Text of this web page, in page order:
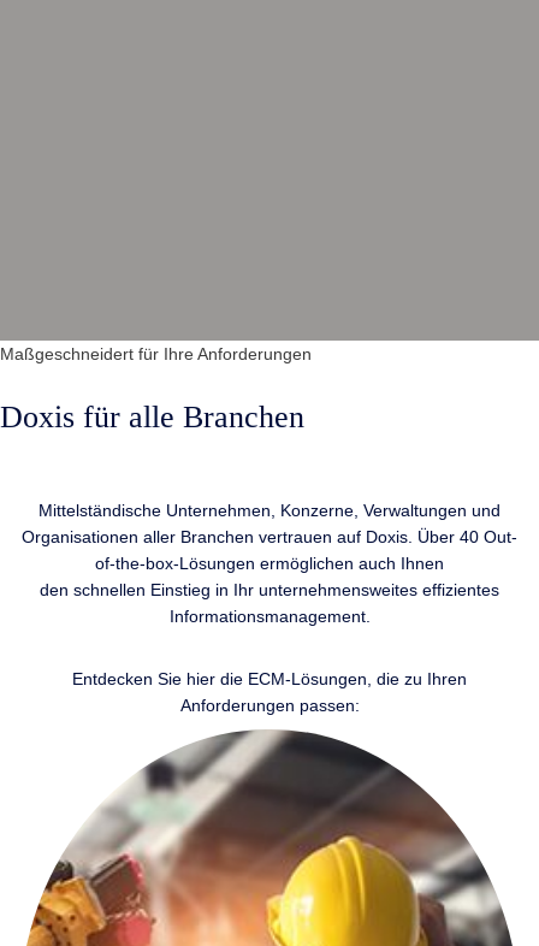
Maßgeschneidert für Ihre Anforderungen
Doxis für alle Branchen
Mittelständische Unternehmen, Konzerne, Verwaltungen und
Organisationen aller Branchen vertrauen auf Doxis. Über 40 Out-
of-the-box-Lösungen ermöglichen auch Ihnen
den schnellen Einstieg in Ihr unternehmensweites effizientes
Informationsmanagement.
Entdecken Sie hier die ECM-Lösungen, die zu Ihren
Anforderungen passen: